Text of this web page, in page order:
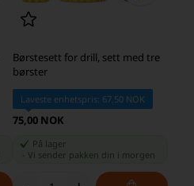
Børstesett for drill, sett med tre
børster
Laveste enhetspris: 67,50 NOK
75,00 NOK
På lager
Vi sender pakken din i morgen